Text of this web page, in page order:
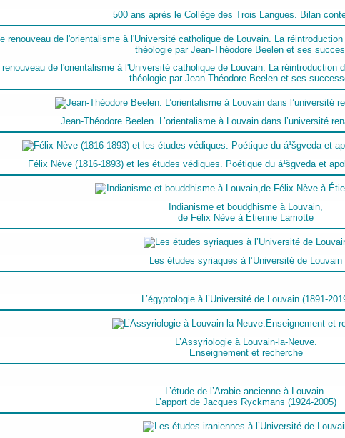
500 ans après le Collège des Trois Langues. Bilan
renouveau de l'orientalisme à l'Université catholique de Louvain. La réintroduction
théologie par Jean-Théodore Beelen et ses
Jean-Théodore Beelen. L’orientalisme à Louvain dans l’université
Félix Nève (1816-1893) et les études védiques. Poétique du á¹šgveda et
Indianisme et bouddhisme à Louvain,
de Félix Nève à Étienne Lamotte
Les études syriaques à l’Université de Louvain
L’égyptologie à l’Université de Louvain (1891-
L’Assyriologie à Louvain-la-Neuve.
Enseignement et recherche
L’étude de l’Arabie ancienne à Louvain.
L’apport de Jacques Ryckmans (1924-2005)